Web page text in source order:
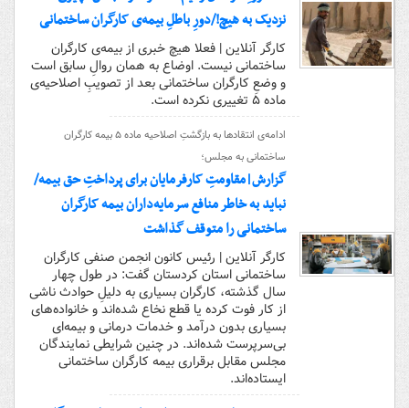
نزدیک به هیچ!/دورِ باطلِ بیمه‌ی کارگران ساختمانی
کارگر آنلاین | فعلا هیچ خبری از بیمه‌ی کارگران
ساختمانی نیست. اوضاع به همان روالِ سابق است
و وضعِ کارگران ساختمانی بعد از تصویبِ اصلاحیه‌ی
ماده ۵ تغییری نکرده است.
ادامه‌ی انتقادها به بازگشتِ اصلاحیه ماده ۵ بیمه کارگران
ساختمانی به مجلس؛
گزارش|مقاومتِ کارفرمایان برای پرداختِ حق بیمه/
نباید به خاطر منافع سرمایه‌داران بیمه کارگران
ساختمانی را متوقف گذاشت
کارگر آنلاین | رئیس کانون انجمن صنفی کارگران
ساختمانی استان کردستان گفت: در طول چهار
سال گذشته، کارگران بسیاری به دلیلِ حوادث ناشی
از کار فوت کرده یا قطع نخاع شده‌اند و خانواده‌های
بسیاری بدون درآمد و خدمات درمانی و بیمه‌ای
بی‌سرپرست شده‌اند. در چنین شرایطی نمایندگان
مجلس مقابل برقراری بیمه کارگران ساختمانی
ایستاده‌اند.